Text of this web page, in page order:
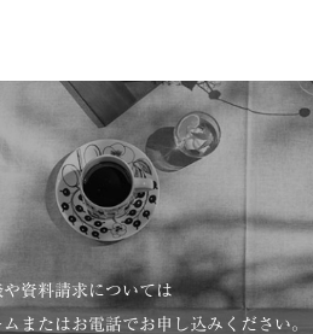
資料請求については
またはお電話でお申し込みください。